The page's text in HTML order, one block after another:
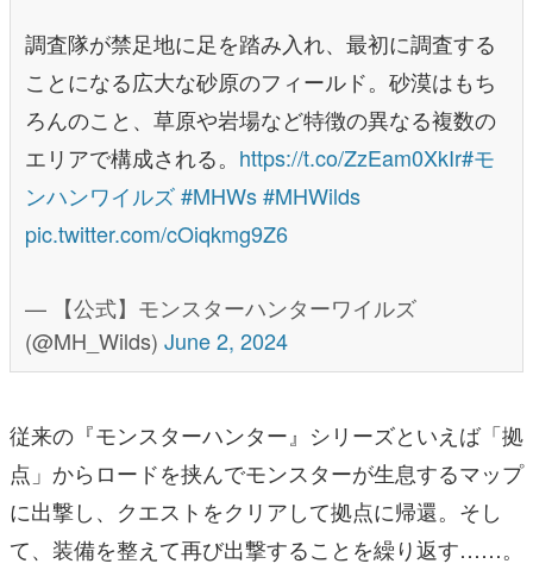
調査隊が禁足地に足を踏み入れ、最初に調査する
ことになる広大な砂原のフィールド。砂漠はもち
ろんのこと、草原や岩場など特徴の異なる複数の
エリアで構成される。 https://t.co/ZzEam0XkIr#モ
ンハンワイルズ#MHWs#MHWilds
pic.twitter.com/cOiqkmg9Z6
— 【公式】モンスターハンターワイルズ
(@MH_Wilds) June 2, 2024
従来の『モンスターハンター』シリーズといえば「拠
点」からロードを挟んでモンスターが生息するマップ
に出撃し、クエストをクリアして拠点に帰還。そし
て、装備を整えて再び出撃することを繰り返す……。